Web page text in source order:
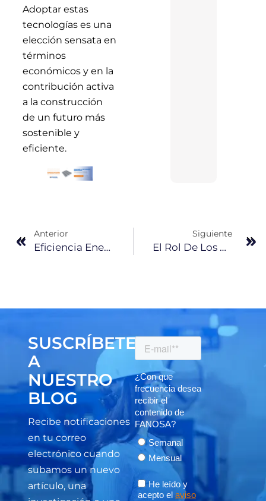
Adoptar estas
tecnologías es una
elección sensata en
términos
económicos y en la
contribución activa
a la construcción
de un futuro más
sostenible y
eficiente.
Anterior
Eficiencia Energética En Naves Industriales Con Insulpanel
Siguiente
El Rol De Los Paneles Aislados En La Cadena De Frío
SUSCRÍBETE
A
NUESTRO
BLOG
Recibe notificaciones
en tu correo
electrónico cuando
subamos un nuevo
artículo, una